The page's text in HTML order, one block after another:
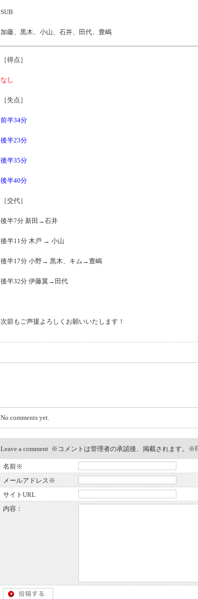
SUB
加藤、黒木、小山、石井、田代、豊嶋
［得点］
なし
［失点］
前半34分
後半23分
後半35分
後半40分
［交代］
後半7分 新田→石井
後半11分 木戸 → 小山
後半17分 小野→ 黒木、キム→豊嶋
後半32分 伊藤翼→田代
次節もご声援よろしくお願いいたします！
No comments yet.
Leave a comment ※コメントは管理者の承認後、掲載されます。※
名前※
メールアドレス※
サイトURL
内容：